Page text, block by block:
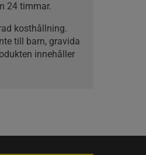
24 timmar.
kosthållning.
till barn, gravida
innehåller